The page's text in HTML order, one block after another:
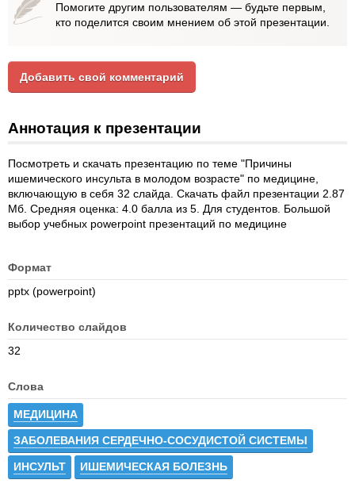
Помогите другим пользователям — будьте первым,
кто поделится своим мнением об этой презентации.
Добавить свой комментарий
Аннотация к презентации
Посмотреть и скачать презентацию по теме "Причины
ишемического инсульта в молодом возрасте" по медицине,
включающую в себя 32 слайда. Скачать файл презентации 2.87
Мб. Средняя оценка: 4.0 балла из 5. Для студентов. Большой
выбор учебных powerpoint презентаций по медицине
Формат
pptx (powerpoint)
Количество слайдов
32
Слова
МЕДИЦИНА
ЗАБОЛЕВАНИЯ СЕРДЕЧНО-СОСУДИСТОЙ СИСТЕМЫ
ИНСУЛЬТ ИШЕМИЧЕСКАЯ БОЛЕЗНЬ